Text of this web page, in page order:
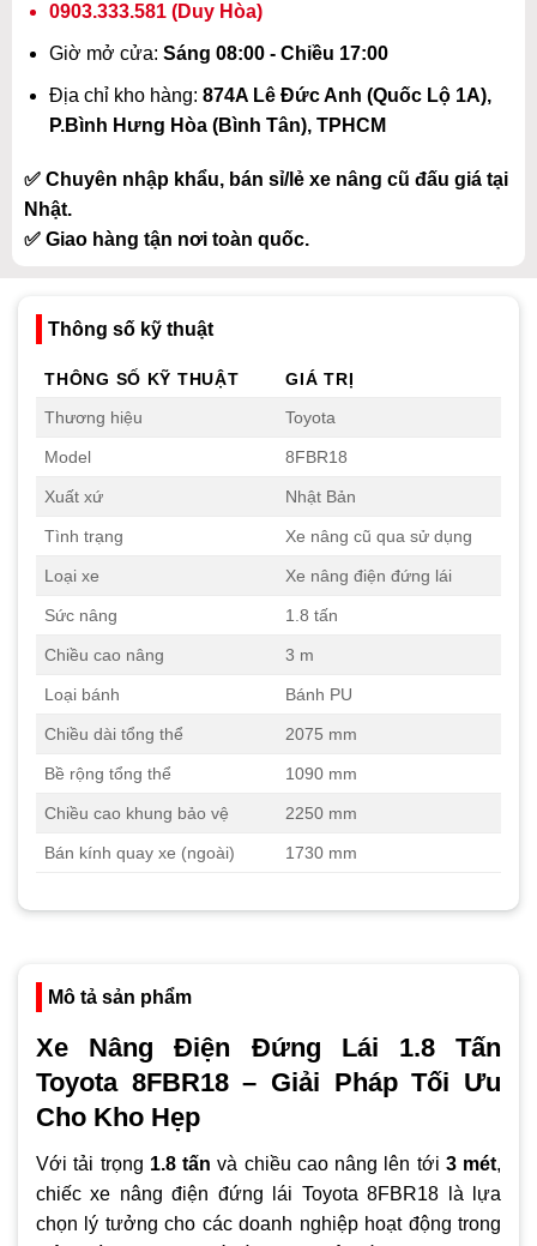
0903.333.581 (Duy Hòa)
Giờ mở cửa: Sáng 08:00 - Chiều 17:00
Địa chỉ kho hàng: 874A Lê Đức Anh (Quốc Lộ 1A),
P.Bình Hưng Hòa (Bình Tân), TPHCM
✅ Chuyên nhập khẩu, bán sỉ/lẻ xe nâng cũ đấu giá tại
Nhật.
✅ Giao hàng tận nơi toàn quốc.
Thông số kỹ thuật
THÔNG SỐ KỸ THUẬT
GIÁ TRỊ
Thương hiệu
Toyota
Model 8FBR18
Xuất xứ Nhật Bản
Tình trạng Xe nâng cũ qua sử dụng
Loại xe Xe nâng điện đứng lái
Sức nâng 1.8 tấn
Chiều cao nâng 3 m
Loại bánh Bánh PU
Chiều dài tổng thể 2075 mm
Bề rộng tổng thể 1090 mm
Chiều cao khung bảo vệ 2250 mm
Bán kính quay xe (ngoài) 1730 mm
Mô tả sản phẩm
Xe Nâng Điện Đứng Lái 1.8 Tấn
Toyota 8FBR18 – Giải Pháp Tối Ưu
Cho Kho Hẹp
Với tải trọng 1.8 tấn và chiều cao nâng lên tới 3 mét,
chiếc xe nâng điện đứng lái Toyota 8FBR18 là lựa
chọn lý tưởng cho các doanh nghiệp hoạt động trong